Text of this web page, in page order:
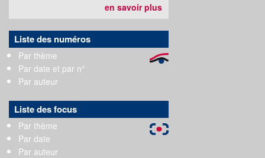
en savoir plus
Liste des numéros
Par thème
Par date et par n°
Par auteur
Liste des focus
Par thème
Par date
Par auteur